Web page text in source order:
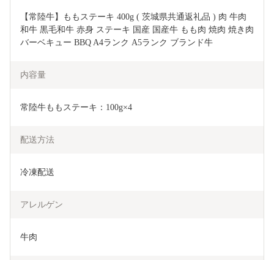
【常陸牛】ももステーキ 400g ( 茨城県共通返礼品 ) 肉 牛肉
和牛 黒毛和牛 赤身 ステーキ 国産 国産牛 もも肉 焼肉 焼き肉
バーベキュー BBQ A4ランク A5ランク ブランド牛
内容量
常陸牛ももステーキ：100g×4
配送方法
冷凍配送
アレルゲン
牛肉